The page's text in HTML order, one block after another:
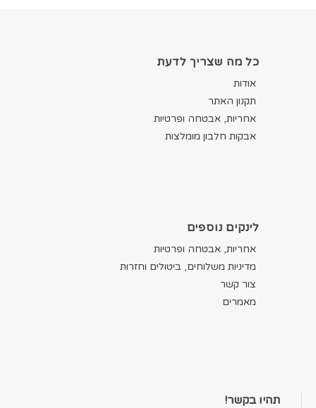
כל מה שצריך לדעת
אודות
תקנון האתר
אחריות, אבטחה ופרטיות
אבקות חלבון מומלצות
לינקים נוספים
אחריות, אבטחה ופרטיות
מדיניות משלוחים, ביטולים וחזרות
צור קשר
מאמרים
תהיו בקשר!